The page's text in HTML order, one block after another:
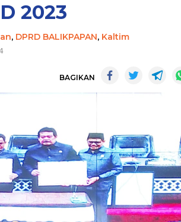
2023
, DPRD BALIKPAPAN, Kaltim
BAGIKAN